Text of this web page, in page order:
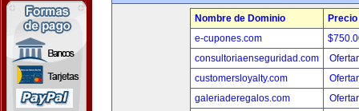
Nombre de Dominio
Precio
e-cupones.com
consultoriaenseguridad.com
customersloyalty.com
galeriaderegalos.com